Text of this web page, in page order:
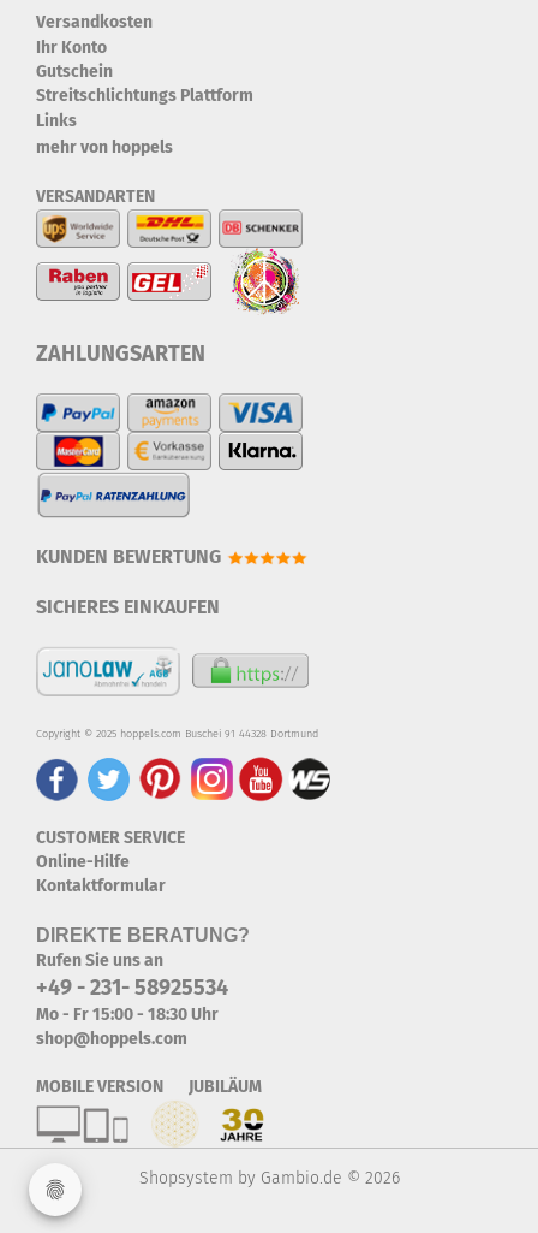
Versandkosten
Ihr Konto
Gutschein
Streitschlichtungs Plattform
Links
mehr von hoppels
VERSANDARTEN
ZAHLUNGSARTEN
KUNDEN BEWERTUNG
SICHERES EINKAUFEN
Copyright © 2025 hoppels.com Buschei 91 44328 Dortmund
CUSTOMER SERVICE
Online-Hilfe
Kontaktformular
DIREKTE BERATUNG?
Rufen Sie uns an
+49 - 231- 58925534
Mo - Fr 15:00 - 18:30 Uhr
shop@hoppels.com
MOBILE VERSION JUBILÄUM
Shopsystem by Gambio.de © 2026